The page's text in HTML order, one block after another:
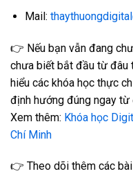
Mail:
👉 Nếu bạn vẫn đang
chưa biết bắt đầu từ đâu
hiểu các khóa học thực
định hướng đúng ngay từ
Xem thêm: Khóa học
Chí Minh
👉 Theo dõi thêm các